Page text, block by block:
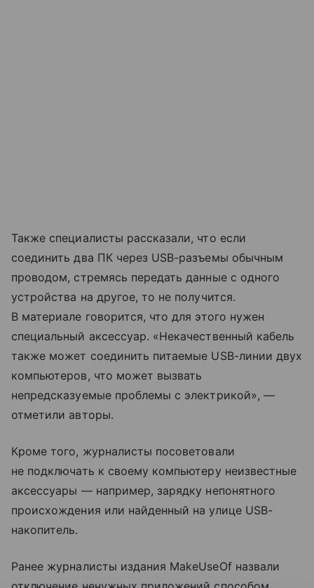
Также специалисты рассказали, что если
соединить два ПК через USB-разъемы обычным
проводом, стремясь передать данные с одного
устройства на другое, то не получится.
В материале говорится, что для этого нужен
специальный аксессуар. «Некачественный кабель
также может соединить питаемые USB-линии двух
компьютеров, что может вызвать
непредсказуемые проблемы с электрикой», —
отметили авторы.
Кроме того, журналисты посоветовали
не подключать к своему компьютеру неизвестные
аксессуары — например, зарядку непонятного
происхождения или найденный на улице USB-
накопитель.
Ранее журналисты издания MakeUseOf назвали